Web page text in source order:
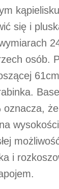
się i
osób.
oznacza,
i